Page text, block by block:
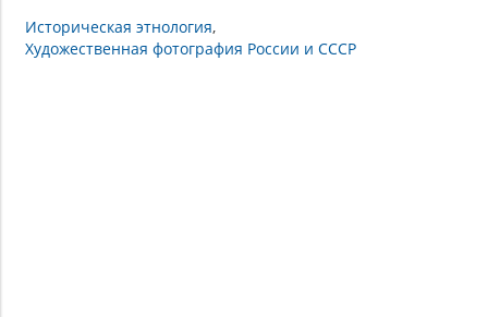
Историческая этнология
Художественная фотография России и СССР